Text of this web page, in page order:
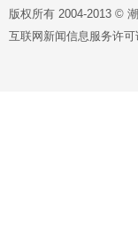
版权所有 2004-2013 ©
互联网新闻信息服务许